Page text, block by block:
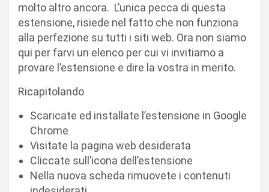
molto altro ancora. L’unica pecca di questa
estensione, risiede nel fatto che non funziona
alla perfezione su tutti i siti web. Ora non siamo
qui per farvi un elenco per cui vi invitiamo a
provare l’estensione e dire la vostra in merito.
Ricapitolando
Scaricate ed installate l’estensione in Google
Chrome
Visitate la pagina web desiderata
Cliccate sull’icona dell’estensione
Nella nuova scheda rimuovete i contenuti